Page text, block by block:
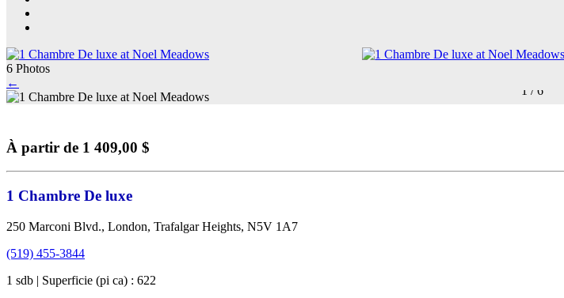
6 Photos
←
1 / 6
À partir de 1 409,00 $
1 Chambre De luxe
250 Marconi Blvd., London, Trafalgar Heights, N5V 1A7
(519) 455-3844
1 sdb | Superficie (pi ca) : 622